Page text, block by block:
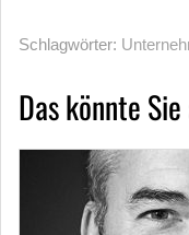
Schlagwörter:
Das könnte